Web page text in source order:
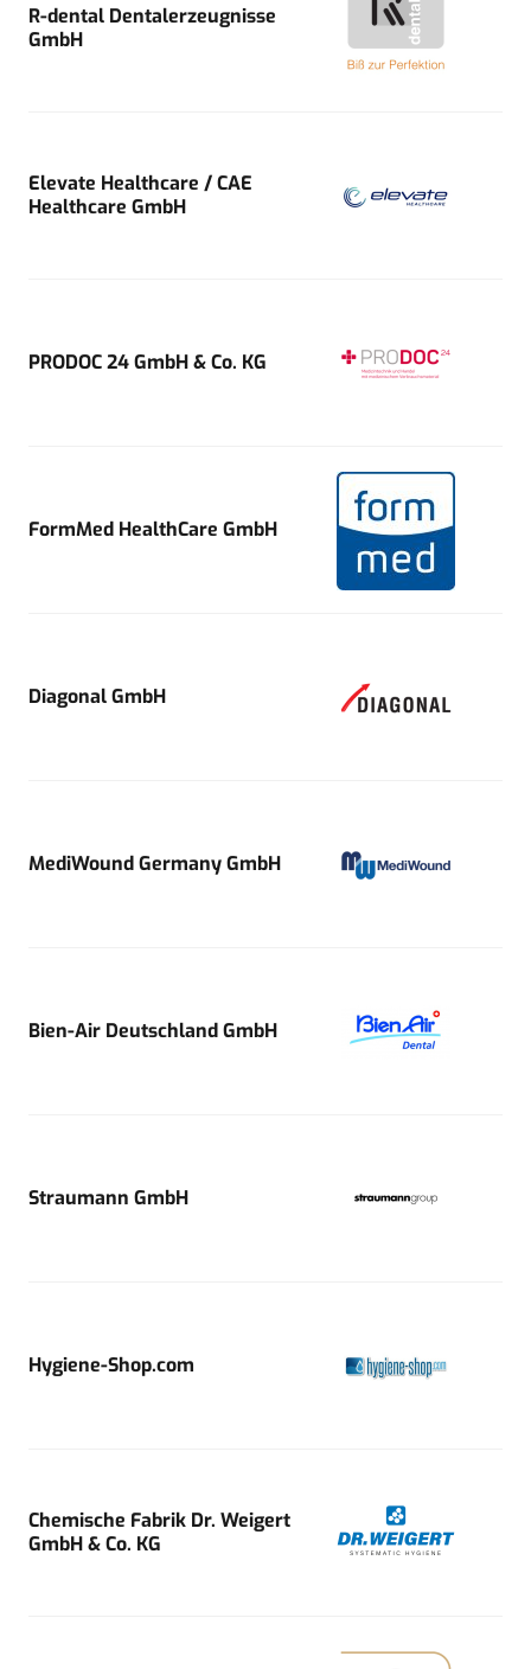
R-dental Dentalerzeugnisse
GmbH
Elevate Healthcare / CAE
Healthcare GmbH
PRODOC 24 GmbH & Co. KG
FormMed HealthCare GmbH
Diagonal GmbH
MediWound Germany GmbH
Bien-Air Deutschland GmbH
Straumann GmbH
Hygiene-Shop.com
Chemische Fabrik Dr. Weigert
GmbH & Co. KG